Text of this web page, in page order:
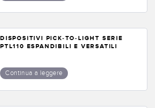
dei sensori wireless
utente sensore
DISPOSITIVI PICK-TO-LIGHT SERIE
PTL110 ESPANDIBILI E VERSATILI
Continua a leggere